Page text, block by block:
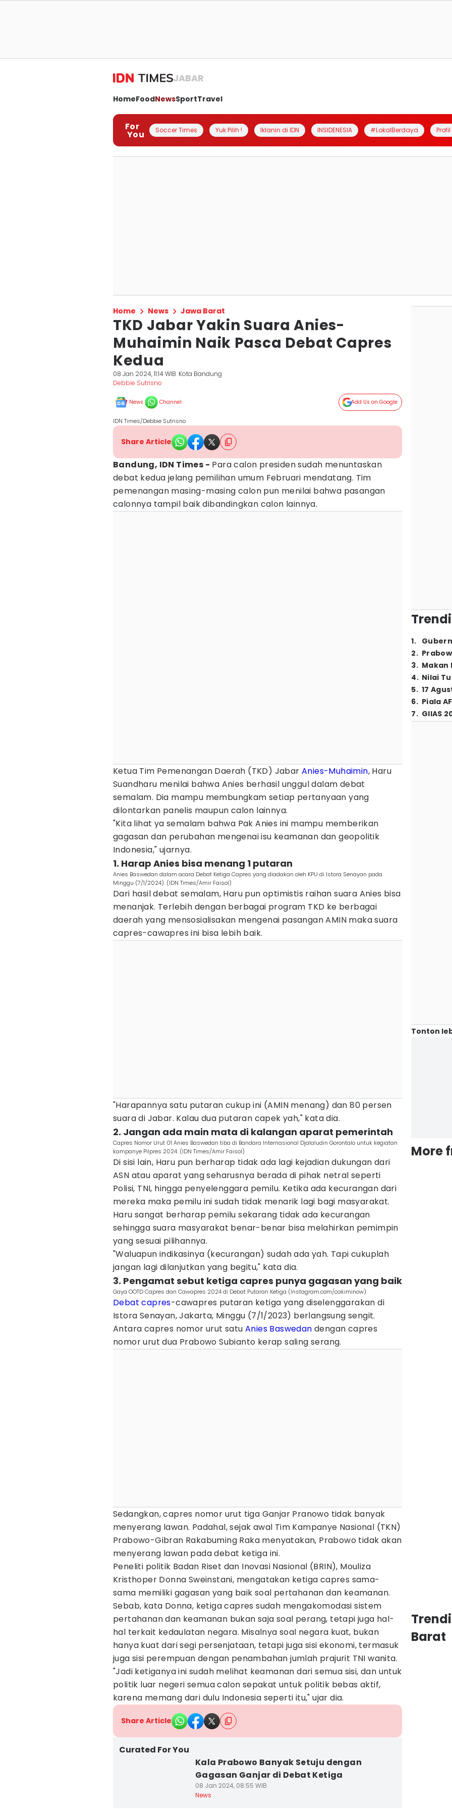
JABAR
HomeFoodNewsSportTravel
For
You Soccer Times Yuk Pilih ! Iklanin di IDN INSIDENESIA #LokalBerdaya
Home News Jawa Barat
TKD Jabar Yakin Suara Anies-
Muhaimin Naik Pasca Debat Capres
Kedua
08 Jan 2024, 11:14 WIB Kota Bandung
Debbie Sutrisno
News Channel Add Us on Google
IDN Times/Debbie Sutrisno
Share Article
Bandung, IDN Times - Para calon presiden sudah menuntaskan
debat kedua jelang pemilihan umum Februari mendatang. Tim
pemenangan masing-masing calon pun menilai bahwa pasangan
calonnya tampil baik dibandingkan calon lainnya.
Ketua Tim Pemenangan Daerah (TKD) Jabar Anies-Muhaimin, Haru
Suandharu menilai bahwa Anies berhasil unggul dalam debat
semalam. Dia mampu membungkam setiap pertanyaan yang
dilontarkan panelis maupun calon lainnya.
"Kita lihat ya semalam bahwa Pak Anies ini mampu memberikan
gagasan dan perubahan mengenai isu keamanan dan geopolitik
Indonesia," ujarnya.
1. Harap Anies bisa menang 1 putaran
Anies Baswedan dalam acara Debat Ketiga Capres yang diadakan oleh KPU di Istora Senayan pada
Minggu (7/1/2024). (IDN Times/Amir Faisol)
Dari hasil debat semalam, Haru pun optimistis raihan suara Anies bisa
menanjak. Terlebih dengan berbagai program TKD ke berbagai
daerah yang mensosialisakan mengenai pasangan AMIN maka suara
capres-cawapres ini bisa lebih baik.
"Harapannya satu putaran cukup ini (AMIN menang) dan 80 persen
suara di Jabar. Kalau dua putaran capek yah," kata dia.
2. Jangan ada main mata di kalangan aparat pemerintah
Capres Nomor Urut 01 Anies Baswedan tiba di Bandara Internasional Djalaludin Gorontalo untuk kegiatan
kampanye Pilpres 2024. (IDN Times/Amir Faisol)
Di sisi lain, Haru pun berharap tidak ada lagi kejadian dukungan dari
ASN atau aparat yang seharusnya berada di pihak netral seperti
Polisi, TNI, hingga penyelenggara pemilu. Ketika ada kecurangan dari
mereka maka pemilu ini sudah tidak menarik lagi bagi masyarakat.
Haru sangat berharap pemilu sekarang tidak ada kecurangan
sehingga suara masyarakat benar-benar bisa melahirkan pemimpin
yang sesuai pilihannya.
"Waluapun indikasinya (kecurangan) sudah ada yah. Tapi cukuplah
jangan lagi dilanjutkan yang begitu," kata dia.
3. Pengamat sebut ketiga capres punya gagasan yang baik
Gaya OOTD Capres dan Cawapres 2024 di Debat Putaran Ketiga (Instagram.com/cakiminow)
Debat capres-cawapres putaran ketiga yang diselenggarakan di
Istora Senayan, Jakarta, Minggu (7/1/2023) berlangsung sengit.
Antara capres nomor urut satu Anies Baswedan dengan capres
nomor urut dua Prabowo Subianto kerap saling serang.
Sedangkan, capres nomor urut tiga Ganjar Pranowo tidak banyak
menyerang lawan. Padahal, sejak awal Tim Kampanye Nasional (TKN)
Prabowo-Gibran Rakabuming Raka menyatakan, Prabowo tidak akan
menyerang lawan pada debat ketiga ini.
Peneliti politik Badan Riset dan Inovasi Nasional (BRIN), Mouliza
Kristhoper Donna Sweinstani, mengatakan ketiga capres sama-
sama memiliki gagasan yang baik soal pertahanan dan keamanan.
Sebab, kata Donna, ketiga capres sudah mengakomodasi sistem
pertahanan dan keamanan bukan saja soal perang, tetapi juga hal-
hal terkait kedaulatan negara. Misalnya soal negara kuat, bukan
hanya kuat dari segi persenjataan, tetapi juga sisi ekonomi, termasuk
juga sisi perempuan dengan penambahan jumlah prajurit TNI wanita.
"Jadi ketiganya ini sudah melihat keamanan dari semua sisi, dan untuk
politik luar negeri semua calon sepakat untuk politik bebas aktif,
karena memang dari dulu Indonesia seperti itu," ujar dia.
Share Article
Curated For You
Kala Prabowo Banyak Setuju dengan
Gagasan Ganjar di Debat Ketiga
08 Jan 2024, 08:55 WIB
News
1.
2.
3. Makan
4. Nilai
5. 17
6. Piala
7. GIIAS
Tonton
More
Barat